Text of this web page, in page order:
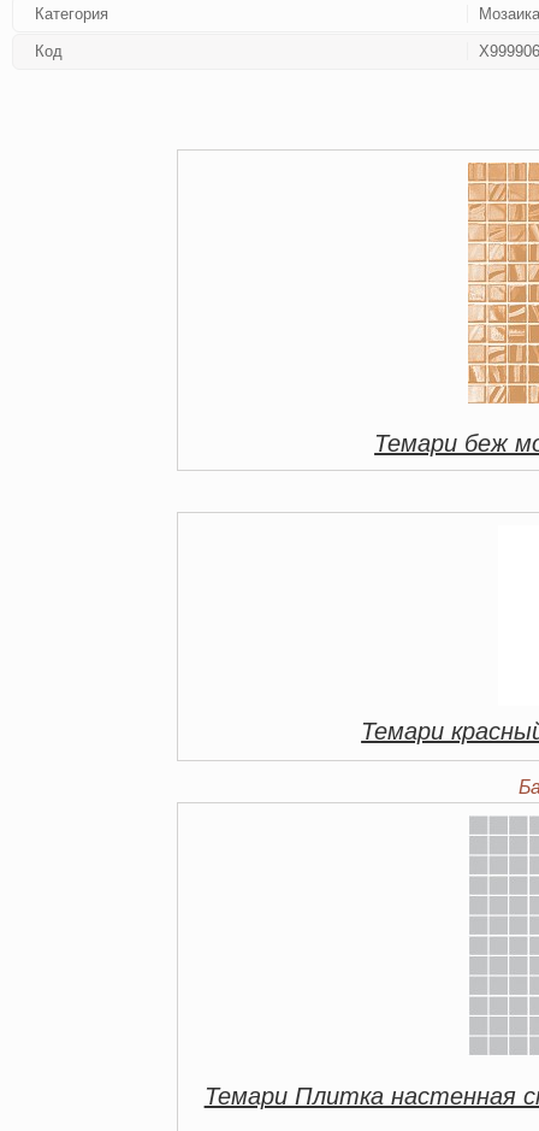
Категория
Код
Темари беж
Темари
Темари Плитка настенная